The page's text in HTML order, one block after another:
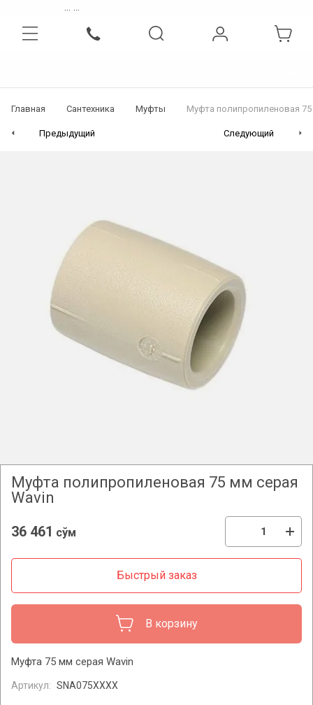
... ...
Главная Сантехника Муфты Муфта полипропиленовая
Предыдущий Следующий
Муфта полипропиленовая 75 мм серая
Wavin
36 461 сўм
В корзину
Быстрый заказ
Муфта 75 мм серая Wavin
Артикул: SNA075XXXX